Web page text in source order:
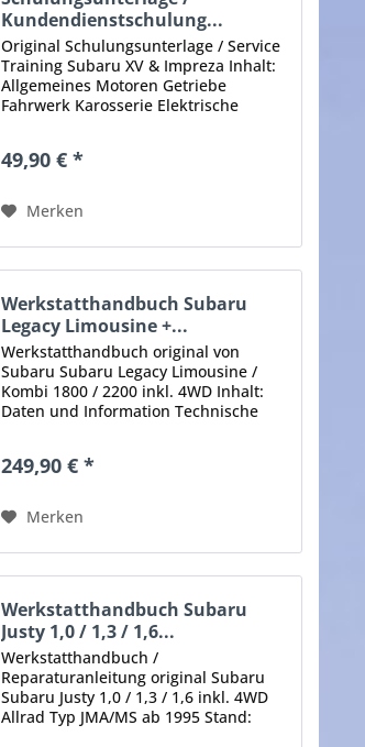
Kundendienstschulung...
Original Schulungsunterlage / Service
Training Subaru XV & Impreza Inhalt:
Allgemeines Motoren Getriebe
Fahrwerk Karosserie Elektrische
Zustand: gut, mit leichten...
49,90 € *
Merken
Werkstatthandbuch Subaru
Legacy Limousine +...
Werkstatthandbuch original von
Subaru Subaru Legacy Limousine /
Kombi 1800 / 2200 inkl. 4WD Inhalt:
Daten und Information Technische
Wartungsarbeiten Spezialwerkzeuge
249,90 € *
Merken
Werkstatthandbuch Subaru
Justy 1,0 / 1,3 / 1,6...
Werkstatthandbuch /
Reparaturanleitung original Subaru
Subaru Justy 1,0 / 1,3 / 1,6 inkl. 4WD
Allrad Typ JMA/MS ab 1995 Stand: